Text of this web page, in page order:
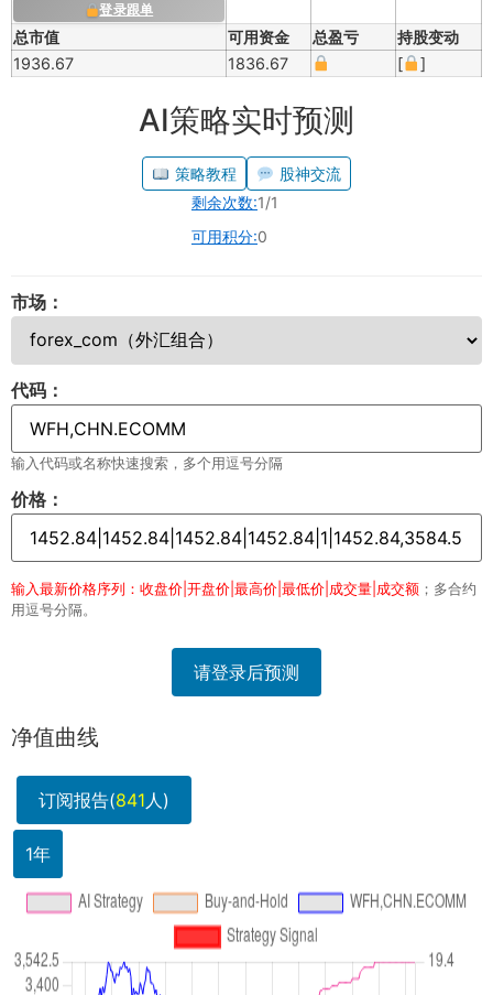
登录跟单
总市值 可用资金 总盈亏
持股变动
1936.67
1836.67 [ ]
AI策略实时预测
策略教程
股神交流
剩余次数:1/1
可用积分:0
市场：
代码：
输入代码或名称快速搜索，多个用逗号分隔
价格：
输入最新价格序列：收盘价|开盘价|最高价|最低价|成交量|成交额 ；多合约
用逗号分隔。
请登录后预测
净值曲线
订阅报告(841人)
1年